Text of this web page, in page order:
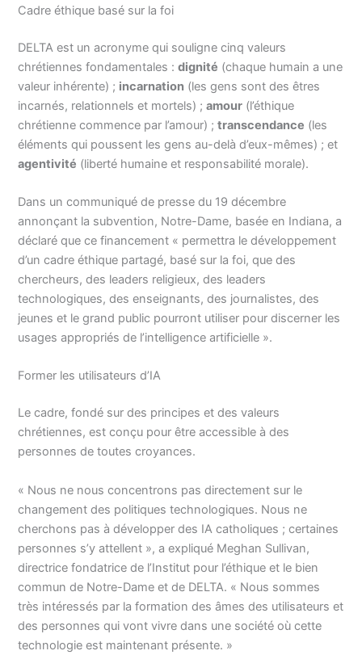
Cadre éthique basé sur la foi
DELTA est un acronyme qui souligne cinq valeurs
chrétiennes fondamentales :dignité (chaque humain a une
valeur inhérente) ; incarnation (les gens sont des êtres
incarnés, relationnels et mortels) ;amour (l’éthique
chrétienne commence par l’amour) ;transcendance (les
éléments qui poussent les gens au-delà d’eux-mêmes) ; et
agentivité (liberté humaine et responsabilité morale).
Dans un communiqué de presse du 19 décembre
annonçant la subvention, Notre-Dame, basée en Indiana, a
déclaré que ce financement « permettra le développement
d’un cadre éthique partagé, basé sur la foi, que des
chercheurs, des leaders religieux, des leaders
technologiques, des enseignants, des journalistes, des
jeunes et le grand public pourront utiliser pour discerner les
usages appropriés de l’intelligence artificielle ».
Former les utilisateurs d’IA
Le cadre, fondé sur des principes et des valeurs
chrétiennes, est conçu pour être accessible à des
personnes de toutes croyances.
« Nous ne nous concentrons pas directement sur le
changement des politiques technologiques. Nous ne
cherchons pas à développer des IA catholiques ; certaines
personnes s’y attellent », a expliqué Meghan Sullivan,
directrice fondatrice de l’Institut pour l’éthique et le bien
commun de Notre-Dame et de DELTA. « Nous sommes
très intéressés par la formation des âmes des utilisateurs et
des personnes qui vont vivre dans une société où cette
technologie est maintenant présente. »